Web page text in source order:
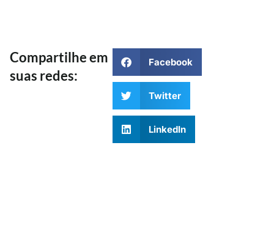
Compartilhe em
suas redes:
Facebook
Twitter
LinkedIn